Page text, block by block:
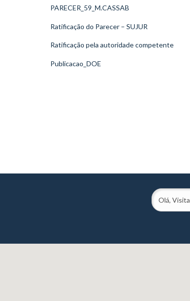
PARECER_59_M.CASSAB
Ratificação do Parecer – SUJUR
Ratificação pela autoridade competente
Publicacao_DOE